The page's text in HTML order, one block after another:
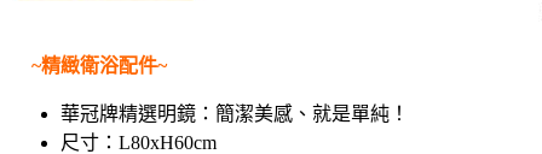
~精緻衛浴配件~
華冠牌精選明鏡： 簡潔美感、就是單純！
尺寸：L80xH60cm